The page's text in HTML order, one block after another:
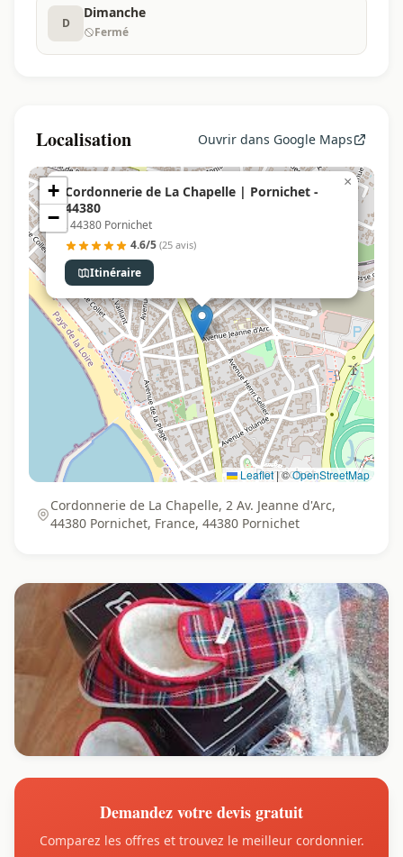
D
Dimanche
Fermé
Localisation Ouvrir dans Google Maps
Cordonnerie de La Chapelle | Pornichet -
44380
, 44380 Pornichet
4.6/5 (25 avis)
Itinéraire
×
+
−
Leaflet |©OpenStreetMap
Cordonnerie de La Chapelle, 2 Av. Jeanne d'Arc,
44380 Pornichet, France, 44380 Pornichet
Demandez votre devis gratuit
Comparez les offres et trouvez le meilleur cordonnier.